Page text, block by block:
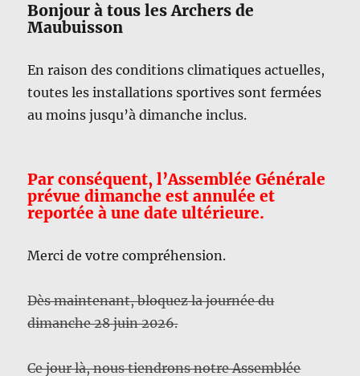
Bonjour à tous les Archers de
Maubuisson
En raison des conditions climatiques actuelles,
toutes les installations sportives sont fermées
au moins jusqu’à dimanche inclus.
Par conséquent, l’Assemblée Générale
prévue dimanche est annulée et
reportée à une date ultérieure.
Merci de votre compréhension.
Dès maintenant, bloquez la journée du
dimanche 28 juin 2026.
Ce jour là, nous tiendrons notre Assemblée